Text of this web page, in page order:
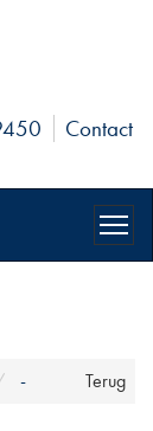
Contact
Terug
-